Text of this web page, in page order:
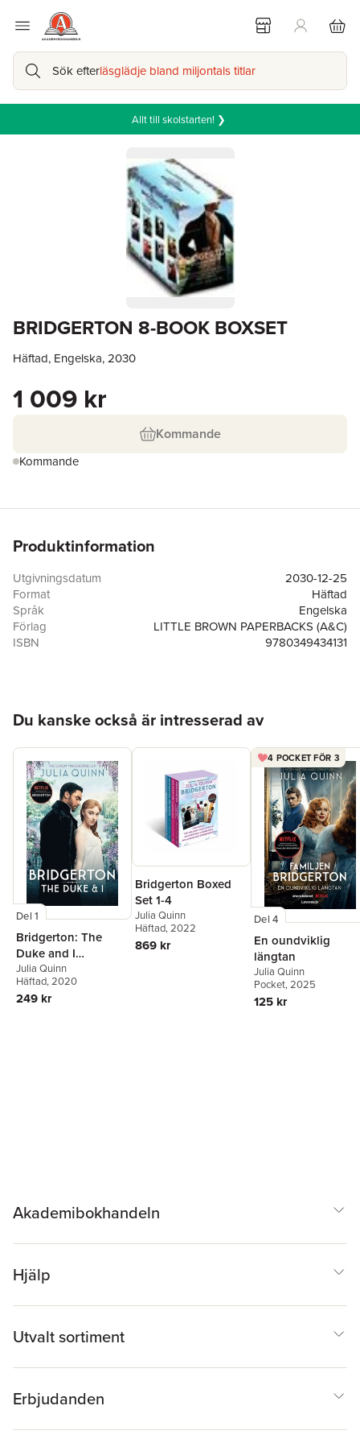
Sök efterläsglädje bland miljontals titlar
Allt till skolstarten! ❯
BRIDGERTON 8-BOOK BOXSET
Häftad, Engelska, 2030
1 009 kr
Kommande
Kommande
Produktinformation
Utgivningsdatum
2030-12-25
Format
Häftad
Språk
Engelska
Förlag
LITTLE BROWN PAPERBACKS (A&C)
ISBN
9780349434131
Du kanske också är intresserad av
Del 1
Bridgerton: The
Duke and I
(Bridgertons Book 1)
Julia Quinn
Häftad, 2020
249 kr
Bridgerton Boxed
Set 1-4
Julia Quinn
Häftad, 2022
869 kr
4 POCKET FÖR 3
Del 4
En oundviklig
längtan
Julia Quinn
Pocket, 2025
125 kr
Akademibokhandeln
Hjälp
Utvalt sortiment
Erbjudanden